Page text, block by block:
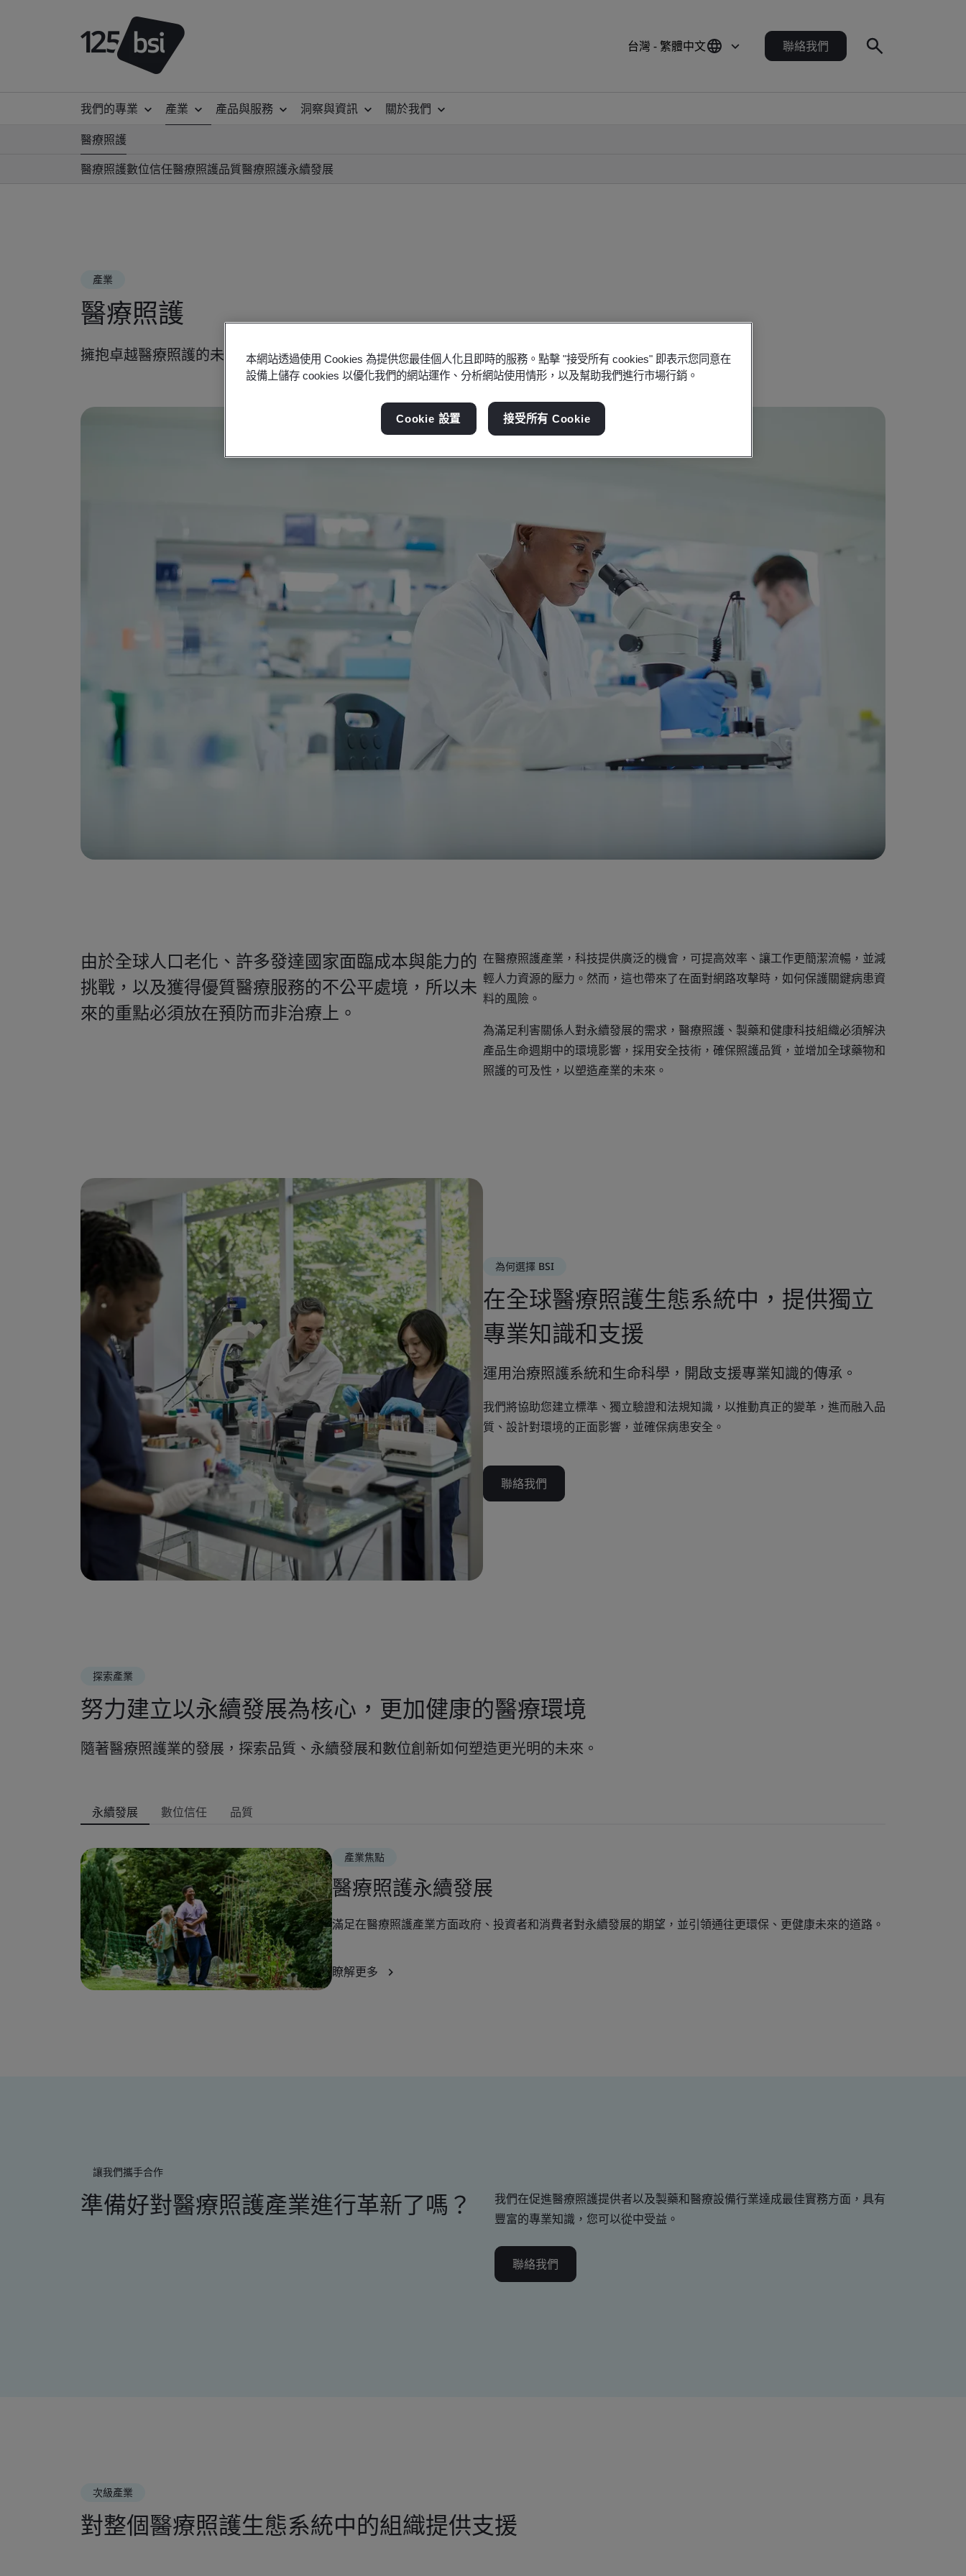
台灣 - 繁體中文 聯絡我們
我們的專業 產業 產品與服務 洞察與資訊
關於我們
醫療照護
醫療照護數位信任醫療照護品質醫療照護永續發展
產業
醫療照護
擁抱卓越醫療照護的未來，解決生命科學和照護服務方面的全球挑戰。
由於全球人口老化、許多發達國家面臨成本與能力的
挑戰，以及獲得優質醫療服務的不公平處境，所以未
來的重點必須放在預防而非治療上。
在醫療照護產業，科技提供廣泛的機會，可提高效率、讓工作更簡潔流暢，並減
輕人力資源的壓力。然而，這也帶來了在面對網路攻擊時，如何保護關鍵病患資
料的風險。
為滿足利害關係人對永續發展的需求，醫療照護、製藥和健康科技組織必須解決
產品生命週期中的環境影響，採用安全技術，確保照護品質，並增加全球藥物和
照護的可及性，以塑造產業的未來。
為何選擇 BSI
在全球醫療照護生態系統中，提供獨立
專業知識和支援
運用治療照護系統和生命科學，開啟支援專業知識的傳承。
我們將協助您建立標準、獨立驗證和法規知識，以推動真正的變革，進而融入品
質、設計對環境的正面影響，並確保病患安全。
聯絡我們
探索產業
努力建立以永續發展為核心，更加健康的醫療環境
隨著醫療照護業的發展，探索品質、永續發展和數位創新如何塑造更光明的未來。
永續發展 數位信任 品質
產業焦點
醫療照護永續發展
滿足在醫療照護產業方面政府、投資者和消費者對永續發展的期望，並引領通往更環保、更健康未來的道路。
瞭解更多
讓我們攜手合作
準備好對醫療照護產業進行革新了嗎？
我們在促進醫療照護提供者以及製藥和醫療設備行業達成最佳實務方面，具有
豐富的專業知識，您可以從中受益。
聯絡我們
次級產業
對整個醫療照護生態系統中的組織提供支援
本網站透過使用 Cookies 為提供您最佳個人化且即時的服務。點擊 "接受所有 cookies" 即表示您同意在
設備上儲存 cookies 以優化我們的網站運作、分析網站使用情形，以及幫助我們進行市場行銷。
Cookie 設置 接受所有 Cookie